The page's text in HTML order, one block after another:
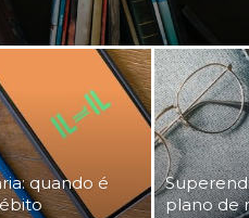
quando é
plano de